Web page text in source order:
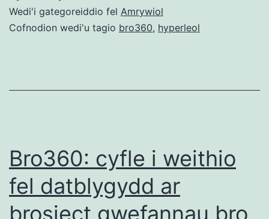
Wedi'i gategoreiddio fel Amrywiol
Cofnodion wedi'u tagio bro360, hyperleol
Bro360: cyfle i weithio
fel datblygydd ar
brosiect gwefannau bro